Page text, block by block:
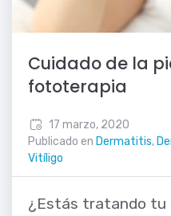
Cuidado de la
fototerapia
17 marzo, 2020
Publicado en Dermatitis,
Vitíligo
¿Estás tratando tu